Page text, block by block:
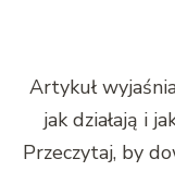
Artykuł
jak działają i
Przeczytaj, by